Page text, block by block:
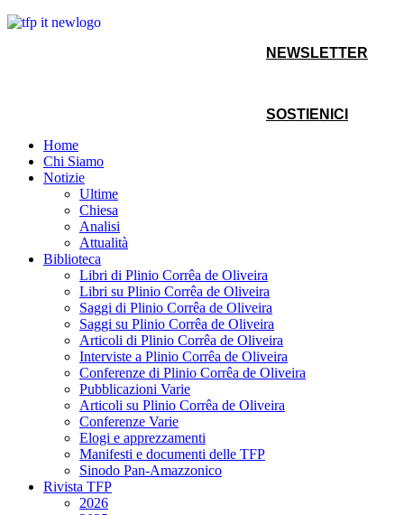
NEWSLETTER
SOSTIENICI
Home
Chi Siamo
Notizie
Ultime
Chiesa
Analisi
Attualità
Biblioteca
Libri di Plinio Corrêa de Oliveira
Libri su Plinio Corrêa de Oliveira
Saggi di Plinio Corrêa de Oliveira
Saggi su Plinio Corrêa de Oliveira
Articoli di Plinio Corrêa de Oliveira
Interviste a Plinio Corrêa de Oliveira
Conferenze di Plinio Corrêa de Oliveira
Pubblicazioni Varie
Articoli su Plinio Corrêa de Oliveira
Conferenze Varie
Elogi e apprezzamenti
Manifesti e documenti delle TFP
Sinodo Pan-Amazzonico
Rivista TFP
2026